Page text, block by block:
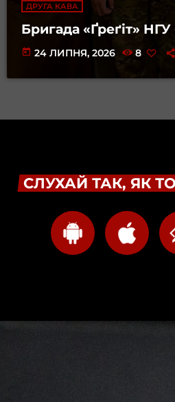
ДРУГА КАВА
Бригада «Ґреґіт» НГУ
today 24 ЛИПНЯ, 2026 8
СЛУХАЙ ТАК, ЯК